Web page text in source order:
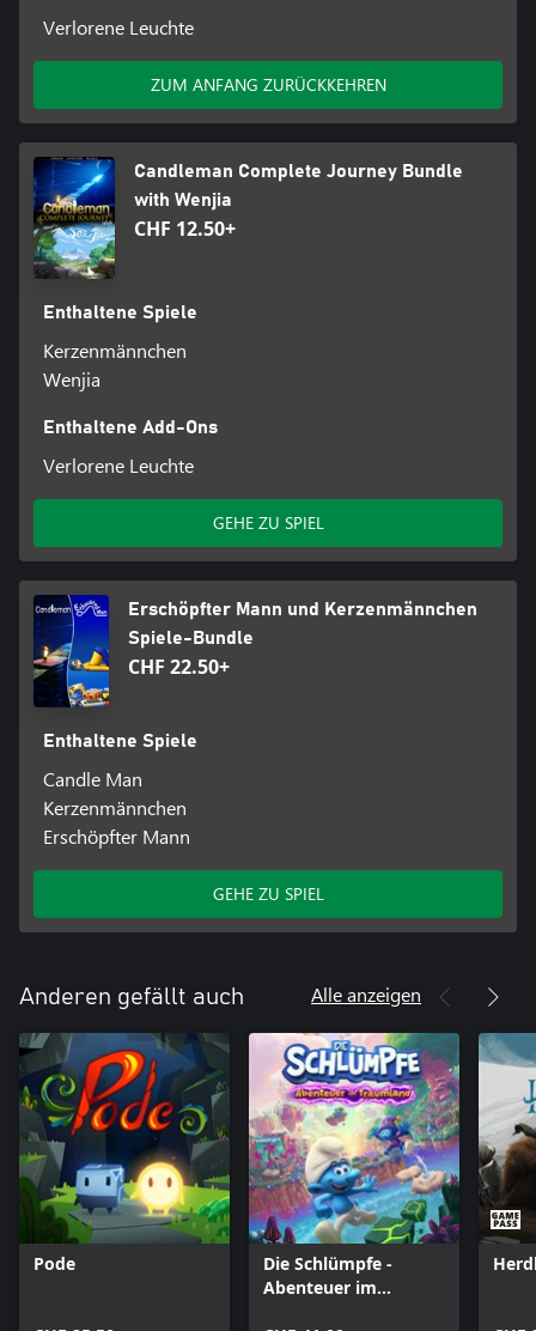
Verlorene Leuchte
ZUM ANFANG ZURÜCKKEHREN
Candleman Complete Journey Bundle
with Wenjia
CHF 12.50+
Enthaltene Spiele
Kerzenmännchen
Wenjia
Enthaltene Add-Ons
Verlorene Leuchte
GEHE ZU SPIEL
Erschöpfter Mann und Kerzenmännchen
Spiele-Bundle
CHF 22.50+
Enthaltene Spiele
Candle Man
Kerzenmännchen
Erschöpfter Mann
GEHE ZU SPIEL
Anderen gefällt auch Alle anzeigen
Pode
Die Schlümpfe -
Abenteuer im